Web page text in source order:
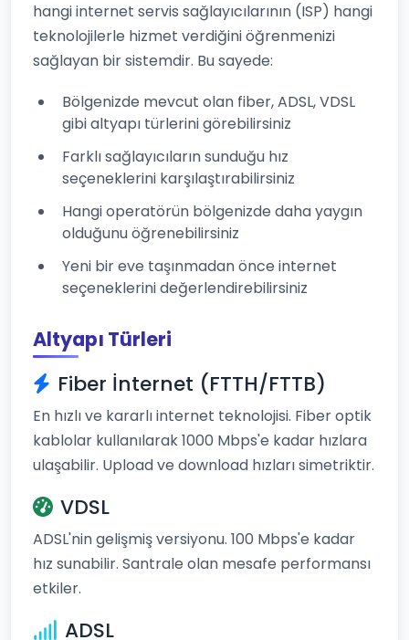
hangi internet servis sağlayıcılarının (ISP) hangi
teknolojilerle hizmet verdiğini öğrenmenizi
sağlayan bir sistemdir. Bu sayede:
Bölgenizde mevcut olan fiber, ADSL, VDSL
gibi altyapı türlerini görebilirsiniz
Farklı sağlayıcıların sunduğu hız
seçeneklerini karşılaştırabilirsiniz
Hangi operatörün bölgenizde daha yaygın
olduğunu öğrenebilirsiniz
Yeni bir eve taşınmadan önce internet
seçeneklerini değerlendirebilirsiniz
Altyapı Türleri
Fiber İnternet (FTTH/FTTB)
En hızlı ve kararlı internet teknolojisi. Fiber optik
kablolar kullanılarak 1000 Mbps'e kadar hızlara
ulaşabilir. Upload ve download hızları simetriktir.
VDSL
ADSL'nin gelişmiş versiyonu. 100 Mbps'e kadar
hız sunabilir. Santrale olan mesafe performansı
etkiler.
ADSL